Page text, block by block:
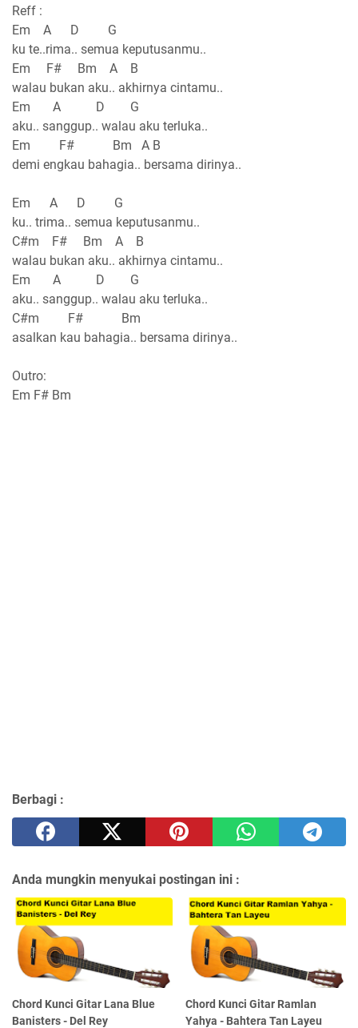
Reff :
Em A D G
ku te..rima.. semua keputusanmu..
Em F# Bm A B
walau bukan aku.. akhirnya cintamu..
Em A D G
aku.. sanggup.. walau aku terluka..
Em F# Bm A B
demi engkau bahagia.. bersama dirinya..
Em A D G
ku.. trima.. semua keputusanmu..
C#m F# Bm A B
walau bukan aku.. akhirnya cintamu..
Em A D G
aku.. sanggup.. walau aku terluka..
C#m F# Bm
asalkan kau bahagia.. bersama dirinya..
Outro:
Em F# Bm
Berbagi :
Anda mungkin menyukai postingan ini :
Chord Kunci Gitar Lana Blue
Banisters - Del Rey
Chord Kunci Gitar Ramlan
Yahya - Bahtera Tan Layeu